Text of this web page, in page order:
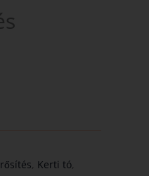
, Kerti tó,